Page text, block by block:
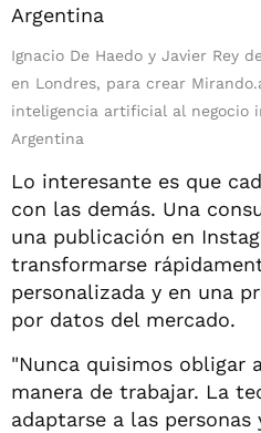
Ignacio De Haedo y Javier Rey
en Londres, para crear
inteligencia artificial al negocio
Argentina
Lo interesante es que
con las demás. Una
una publicación en
transformarse
personalizada y en una
por datos del mercado.
"Nunca quisimos obligar
manera de trabajar. La
adaptarse a las personas